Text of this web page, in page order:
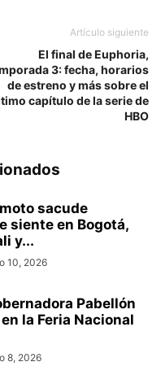
Artículo siguiente
El final de Euphoria,
3: fecha, horarios
de estreno y más sobre el
capítulo de la serie de
HBO
sacude
siente en Bogotá,
y...
10, 2026
Pabellón
la Feria Nacional
8, 2026